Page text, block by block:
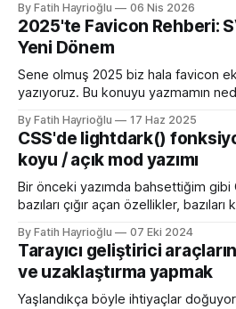
olduğunda mock server kurmak
bu işi yapıyordum. Mock işini
başlayalı çok rahatladım. Süper
Genel kullanım alanları * BE
By Fatih Hayrioğlu 06 Nis 2026
2025'te Favicon Rehberi:
Yeni Dönem
Sene olmuş 2025 biz hala favicon
yazıyoruz. Bu konuyu yazmamın
oluşu. Bu vesileyle bilgileri
web sitelerinin tarayıcının sayfa,
gösterilen küçük simgelerdir.
By Fatih Hayrioğlu 17 Haz 2025
CSS'de lightdark()
koyu / açık mod yazımı
Bir önceki yazımda bahsettiğim gibi
bazıları çığır açan özellikler, bazıları
fonksiyonu gibi yazım kolaylığı
fonksiyonu mevcut uyumlu web
olan aşağıdaki kullanımı daha
getirmeye yarıyor. :root { color-
By Fatih Hayrioğlu 07 Eki 2024
Tarayıcı geliştirici
ve uzaklaştırma yapmak
Yaşlandıkça böyle ihtiyaçlar